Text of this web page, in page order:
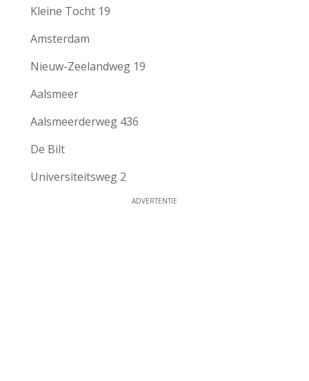
Kleine Tocht 19
Amsterdam
Nieuw-Zeelandweg 19
Aalsmeer
Aalsmeerderweg 436
De Bilt
Universiteitsweg 2
ADVERTENTIE